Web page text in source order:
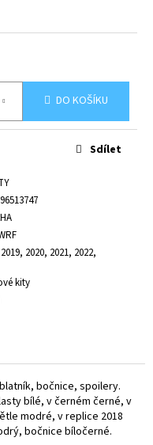
DO KOŠÍKU
2020, 2021, 2022,
kity
Sdílet
bočnice, spoilery.
bílé, v černém černé, v
modré, v replice 2018
bočnice bíločerné.